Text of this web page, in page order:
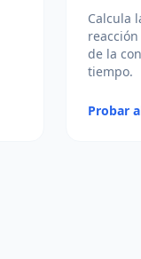
Calcula
de la
tiempo.
Probar